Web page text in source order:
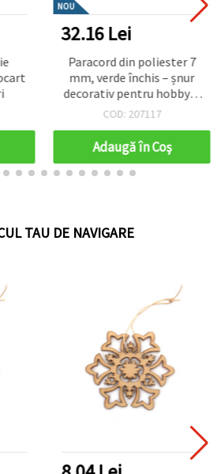
NOU
32.16 Lei
Paracord din poliester 7
mm, verde închis – șnur
decorativ pentru hobby &
craft, rezistent și flexibil,
COD: 207117
Adaugă în Coş
TAU DE NAVIGARE